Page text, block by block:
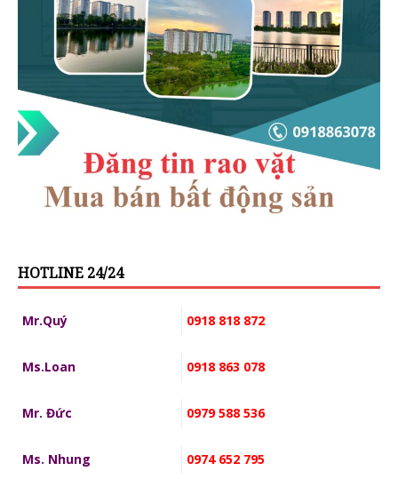
HOTLINE 24/24
Mr.Quý 0918 818 872
Ms.Loan 0918 863 078
Mr. Đức 0979 588 536
Ms. Nhung 0974 652 795